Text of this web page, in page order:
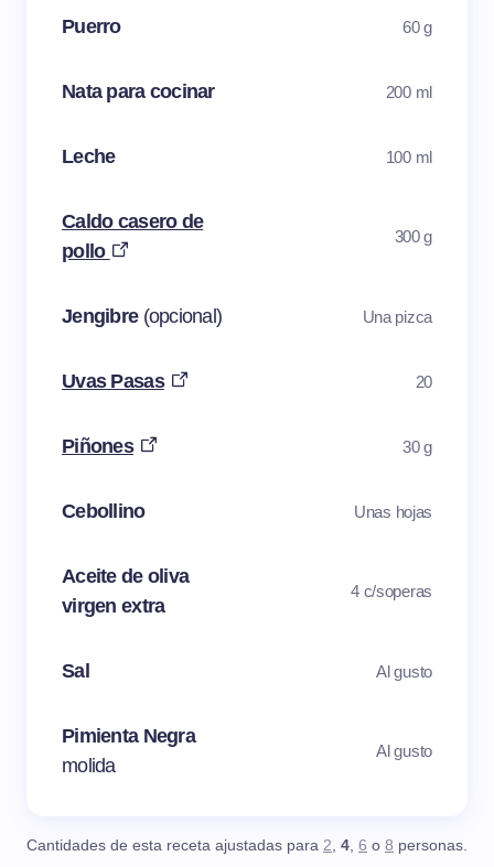
Puerro 60 g
Nata para cocinar 200 ml
Leche 100 ml
Caldo casero de
pollo
300 g
Jengibre (opcional) Una pizca
Uvas Pasas 20
Piñones 30 g
Cebollino Unas hojas
Aceite de oliva
virgen extra
4 c/soperas
Sal Al gusto
Pimienta Negra
molida
Al gusto
Cantidades de esta receta ajustadas para 2, 4, 6 o 8 personas.